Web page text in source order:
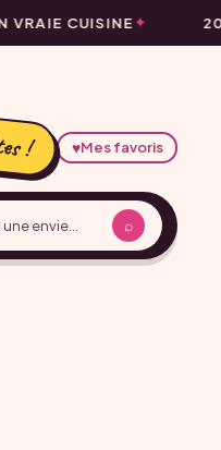
CUISINE
! ♥Mes favoris
⌕